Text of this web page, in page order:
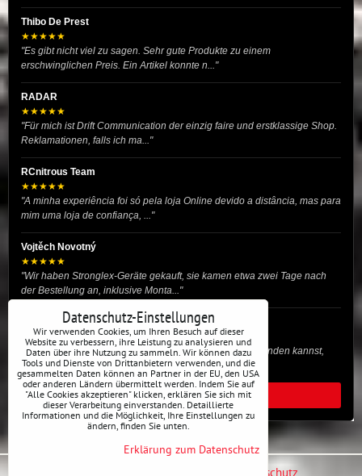
Thibo De Prest
★★★★★
"Es gibt nicht viel zu sagen. Sehr gute Produkte zu einem
erschwinglichen Preis. Ein Artikel konnte n..."
RADAR
★★★★★
"Für mich ist Drift Communication der einzig faire und erstklassige Shop.
Reklamationen, falls ich ma..."
RCnitrous Team
★★★★★
"A minha experiência foi só pela loja Online devido a distância, mas para
mim uma loja de confiança, ..."
Vojtěch Novotný
★★★★★
"Wir haben Stronglex-Geräte gekauft, sie kamen etwa zwei Tage nach
der Bestellung an, inklusive Monta..."
josef helmich
★★★★★
"Hier gibt es viele Dinge, die du für dein Drift-Auto verwenden kannst,
egal ob Profi oder für die St..."
ALLE BEWERTUNGEN
Erklärung zum Datenschutz
Datenschutz-Einstellungen
Wir verwenden Cookies, um Ihren Besuch auf dieser
Website zu verbessern, ihre Leistung zu analysieren und
Daten über ihre Nutzung zu sammeln. Wir können dazu
Tools und Dienste von Drittanbietern verwenden, und die
gesammelten Daten können an Partner in der EU, den USA
oder anderen Ländern übermittelt werden. Indem Sie auf
"Alle Cookies akzeptieren" klicken, erklären Sie sich mit
dieser Verarbeitung einverstanden. Detaillierte
Informationen und die Möglichkeit, Ihre Einstellungen zu
ändern, finden Sie unten.
Erklärung zum Datenschutz